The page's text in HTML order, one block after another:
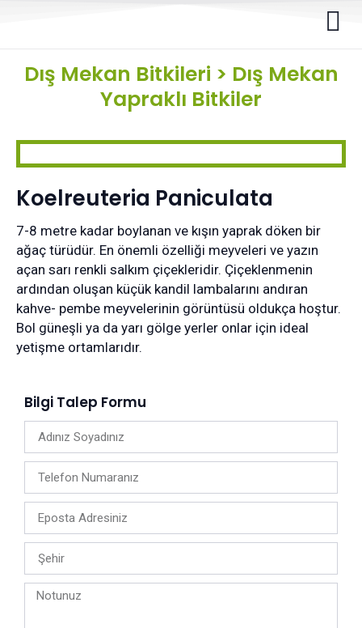
Dış Mekan Bitkileri > Dış Mekan
Yapraklı Bitkiler
Koelreuteria Paniculata
7-8 metre kadar boylanan ve kışın yaprak döken bir
ağaç türüdür. En önemli özelliği meyveleri ve yazın
açan sarı renkli salkım çiçekleridir. Çiçeklenmenin
ardından oluşan küçük kandil lambalarını andıran
kahve- pembe meyvelerinin görüntüsü oldukça hoştur.
Bol güneşli ya da yarı gölge yerler onlar için ideal
yetişme ortamlarıdır.
Bilgi Talep Formu